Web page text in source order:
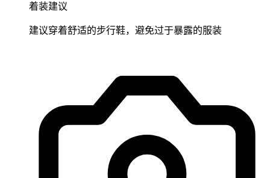
着装建议
建议穿着舒适的步行鞋，避免过于暴露的服装